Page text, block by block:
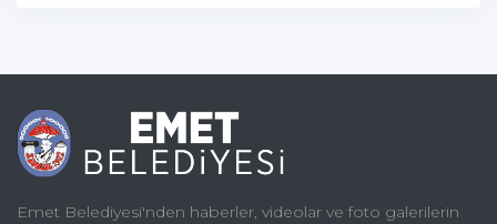
Emet Belediyesi'nden haberler, videolar ve foto galerilerin